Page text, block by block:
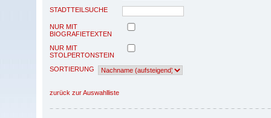
STADTTEILSUCHE
NUR MIT
BIOGRAFIETEXTEN
NUR MIT
STOLPERTONSTEIN
SORTIERUNG
zurück zur Auswahlliste